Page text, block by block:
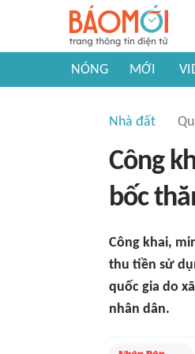
NÓNG MỚI
Nhà đất
Công
bốc
Công khai,
thu tiền sử
quốc gia do
nhân dân.